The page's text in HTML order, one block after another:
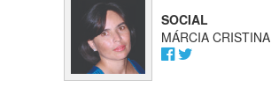
SOCIAL
MÁRCIA CRISTINA